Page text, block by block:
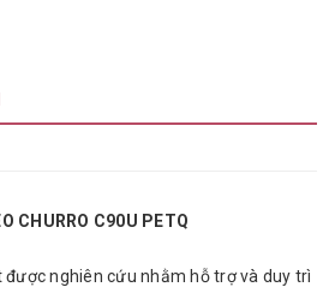
CHURRO C90U PETQ
được nghiên cứu nhằm hỗ trợ và duy trì